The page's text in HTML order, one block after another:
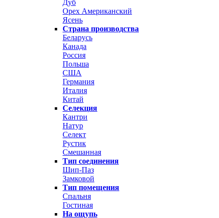
Дуб
Орех Американский
Ясень
Страна производства
Беларусь
Канада
Россия
Польша
США
Германия
Италия
Китай
Селекция
Кантри
Натур
Селект
Рустик
Смешанная
Тип соединения
Шип-Паз
Замковой
Тип помещения
Спальня
Гостиная
На ощупь